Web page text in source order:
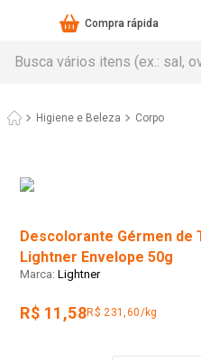
Compra rápida
Higiene e Beleza Corpo
Descolorante Gérmen de
Lightner Envelope 50g
Lightner
R$ 11,58R$ 231,60/kg